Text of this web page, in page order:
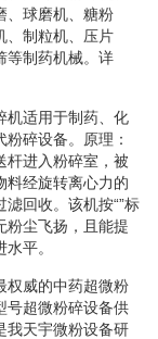
、球磨机、糖粉
、制粒机、压片
等制药机械。详
机适用于制药、化
碎设备。原理：
杆进入粉碎室，被
料经旋转离心力的
回收。该机按“”标
粉尘飞扬，且能提
平。
权威的中药超微粉
号超微粉碎设备供
我天宇微粉设备研